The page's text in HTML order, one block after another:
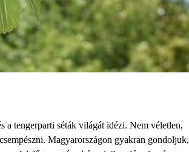
a tengerparti séták világát idézi. Nem véletlen,
Magyarországon gyakran gondoljuk,